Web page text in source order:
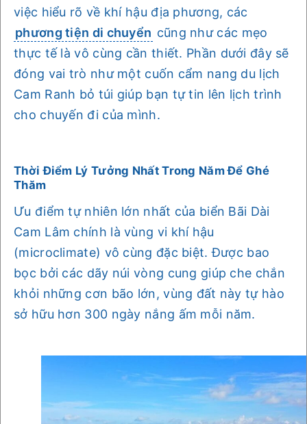
việc hiểu rõ về khí hậu địa phương, các
phương tiện di chuyển cũng như các mẹo
thực tế là vô cùng cần thiết. Phần dưới đây sẽ
đóng vai trò như một cuốn cẩm nang du lịch
Cam Ranh bỏ túi giúp bạn tự tin lên lịch trình
cho chuyến đi của mình.
Thời Điểm Lý Tưởng Nhất Trong Năm Để Ghé
Thăm
Ưu điểm tự nhiên lớn nhất của biển Bãi Dài
Cam Lâm chính là vùng vi khí hậu
(microclimate) vô cùng đặc biệt. Được bao
bọc bởi các dãy núi vòng cung giúp che chắn
khỏi những cơn bão lớn, vùng đất này tự hào
sở hữu hơn 300 ngày nắng ấm mỗi năm.